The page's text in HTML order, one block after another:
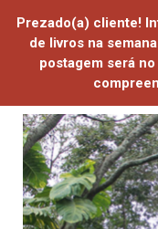
HOME
QUEM SOMOS
ATIVIDADES ONLINE
Prezado(a) cliente!
de livros na
postagem será